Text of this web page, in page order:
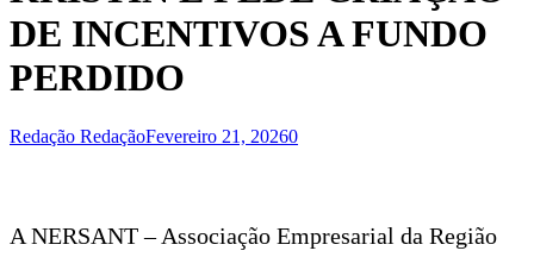
DE INCENTIVOS A FUNDO
PERDIDO
Redação RedaçãoFevereiro 21, 20260
A NERSANT – Associação Empresarial da Região